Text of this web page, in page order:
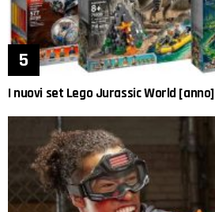
I nuovi set Lego Jurassic World [anno]